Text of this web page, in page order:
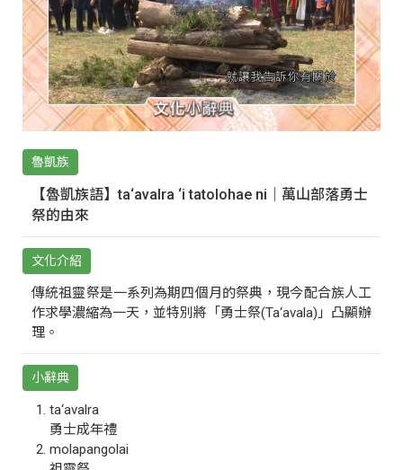
魯凱族
【魯凱族語】ta‘avalra ‘i tatolohae ni｜萬山部落勇士
祭的由來
文化介紹
傳統祖靈祭是一系列為期四個月的祭典，現今配合族人工
作求學濃縮為一天，並特別將「勇士祭(Ta‘avala)」凸顯辦
理。
小辭典
ta‘avalra
勇士成年禮
molapangolai